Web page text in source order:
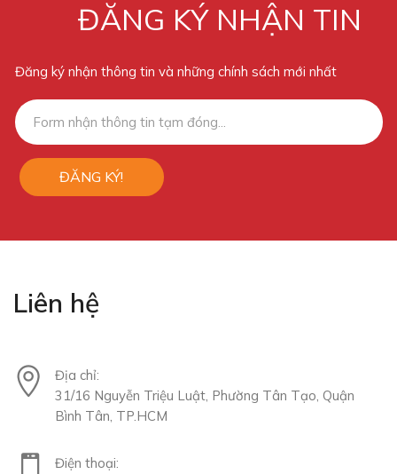
ĐĂNG KÝ NHẬN TIN
Đăng ký nhận thông tin và những chính sách mới nhất
ĐĂNG KÝ!
Liên hệ
Địa chỉ:
31/16 Nguyễn Triệu Luật, Phường Tân Tạo, Quận
Bình Tân, TP.HCM
Điện thoại: